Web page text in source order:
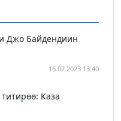
Джо Байдендиин
16.02.2023 13:40
Каза